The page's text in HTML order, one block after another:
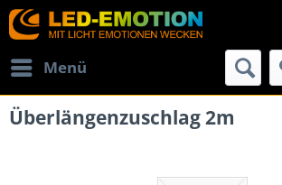
Menü
Überlängenzuschlag 2m